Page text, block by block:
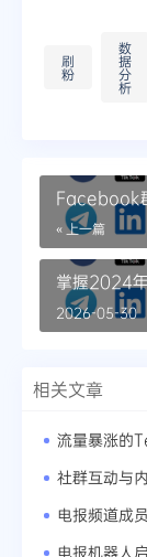
刷
粉
数
据
分
析
Facebook
« 上一篇
掌握2024
2026-05-30
相关文章
流量暴涨的
社群互动与
电报频道成
电报机器人